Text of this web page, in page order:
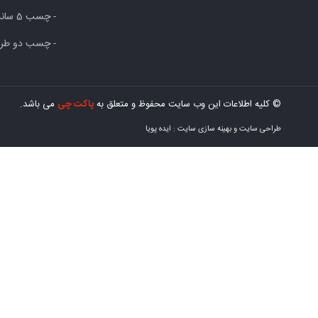
- چسب 5 سانت
- چسب دو
© کلیه اطلاعات این وب سایت محفوظ و متعلق بهپاکت چی می باشد.
طراحی سایتوبهینه سازی سایت : ایده پویا